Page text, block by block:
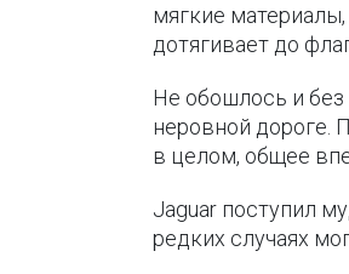
мягкие
дотягивает до
Не обошлось и
неровной дороге.
в целом, общее
Jaguar поступил
редких случаях